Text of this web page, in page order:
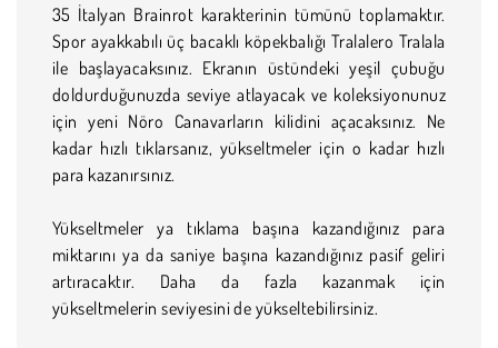
35 İtalyan Brainrot karakterinin tümünü toplamaktır.
Spor ayakkabılı üç bacaklı köpekbalığı Tralalero Tralala
ile başlayacaksınız. Ekranın üstündeki yeşil çubuğu
doldurduğunuzda seviye atlayacak ve koleksiyonunuz
için yeni Nöro Canavarların kilidini açacaksınız. Ne
kadar hızlı tıklarsanız, yükseltmeler için o kadar hızlı
para kazanırsınız.
Yükseltmeler ya tıklama başına kazandığınız para
miktarını ya da saniye başına kazandığınız pasif geliri
artıracaktır. Daha da fazla kazanmak için
yükseltmelerin seviyesini de yükseltebilirsiniz.